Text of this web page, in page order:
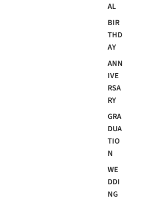
AL
BIR
THD
AY
ANN
IVE
RSA
RY
GRA
DUA
TIO
N
WE
DDI
NG